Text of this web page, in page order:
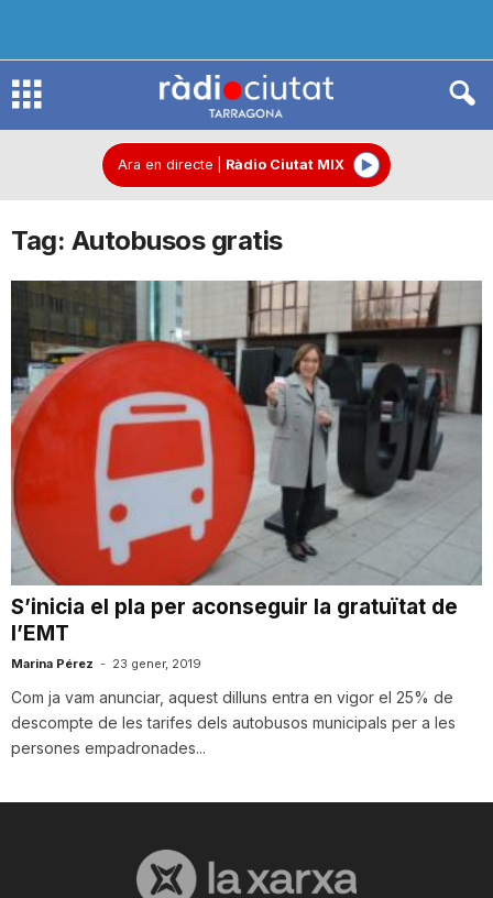
R
d
o
u
t
a
t
Ara en directe Ràdio Ciutat MIX
Tag: Autobusos gratis
S’inicia el pla per aconseguir la gratuïtat de
l’EMT
Marina Pérez - 23 gener, 2019
Com ja vam anunciar, aquest dilluns entra en vigor el 25% de
descompte de les tarifes dels autobusos municipals per a les
persones empadronades...